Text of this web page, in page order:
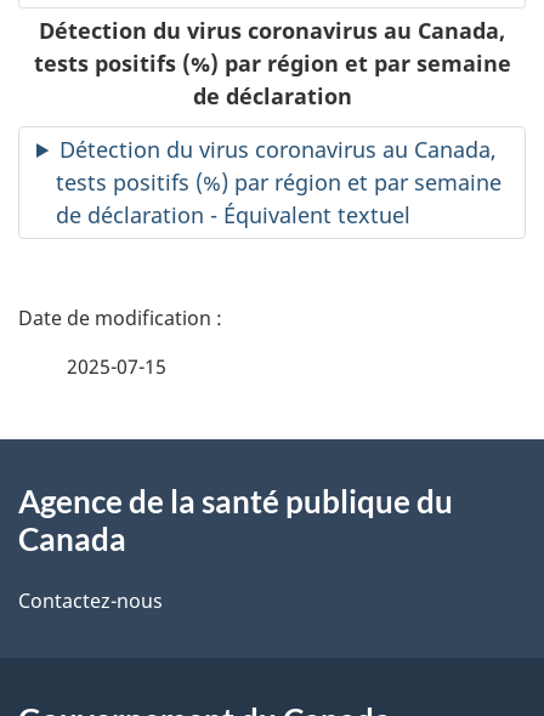
Détection du virus coronavirus au Canada,
tests positifs (%) par région et par semaine
de déclaration
Détection du virus coronavirus au Canada,
tests positifs (%) par région et par semaine
de déclaration - Équivalent textuel
D
i
s
2025-07-15
propos
de
ce
Agence de la santé publique du
Canada
Contactez-nous